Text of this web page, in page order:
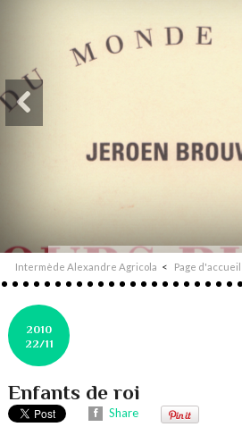
Intermède Alexandre Agricola Page d'accueil
2010
22/11
Enfants de roi
Share